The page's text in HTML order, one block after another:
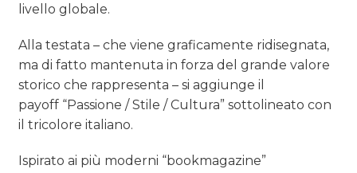
livello globale.
Alla testata – che viene graficamente ridisegnata,
ma di fatto mantenuta in forza del grande valore
storico che rappresenta – si aggiunge il
payoff “Passione / Stile / Cultura” sottolineato con
il tricolore italiano.
Ispirato ai più moderni “bookmagazine”